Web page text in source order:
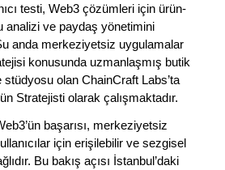
testi, Web3 çözümleri için ürün-
analizi ve paydaş yönetimini
anda merkeziyetsiz uygulamalar
konusunda uzmanlaşmış butik
olan ChainCraft Labs’ta
Stratejisti olarak çalışmaktadır.
başarısı, merkeziyetsiz
için erişilebilir ve sezgisel
Bu bakış açısı İstanbul’daki